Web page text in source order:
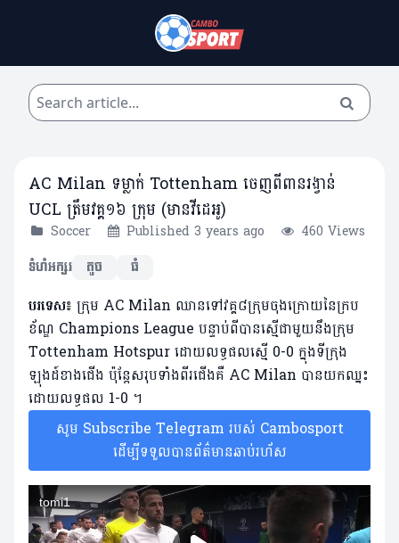
AC Milan ទម្លាក់ Tottenham ចេញពីពានរង្វាន់
UCL ត្រឹមវគ្គ១៦ ក្រុម (មានវីដេអូ)
Soccer Published 3 years ago
460 Views
ទំហំអក្សរ
តូច ធំ
បរទេស៖ ក្រុម AC Milan ឈាន​ទៅ​វគ្គ​៨​ក្រុម​ចុង​ក្រោយ​នៃ​ក្រប​
ខ័ណ្ឌ Champions League បន្ទាប់​ពី​បាន​ស្មើជាមួយនឹងក្រុម
Tottenham Hotspur ដោយ​លទ្ធផល​ស្មើ 0-0 ក្នុង​ទីក្រុង​
ឡុងដ៍​ខាង​ជើង ប៉ុន្តែសរុបទាំងពីរជើងគឺ AC Milan បានយកឈ្នះ
ដោយលទ្ធផល 1-0 ។
សូម Subscribe Telegram របស់ Cambosport
ដើម្បីទទួលបានព័ត៌មានឆាប់រហ័ស